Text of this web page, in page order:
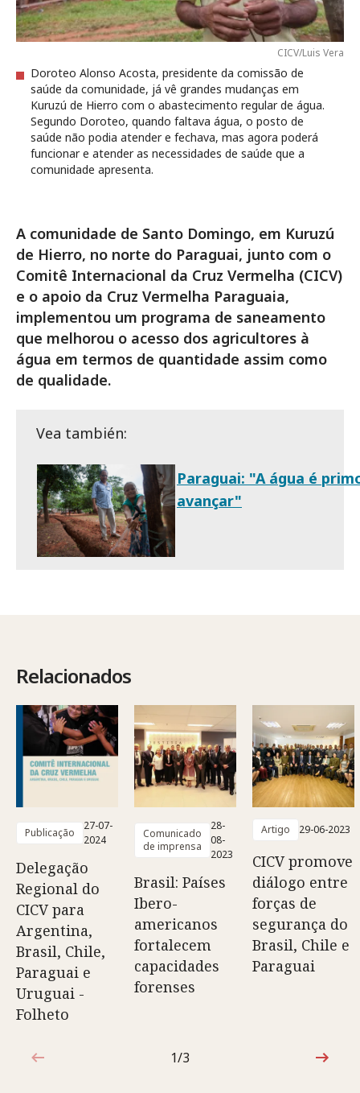
CICV/Luis Vera
Doroteo Alonso Acosta, presidente da comissão de
saúde da comunidade, já vê grandes mudanças em
Kuruzú de Hierro com o abastecimento regular de água.
Segundo Doroteo, quando faltava água, o posto de
saúde não podia atender e fechava, mas agora poderá
funcionar e atender as necessidades de saúde que a
comunidade apresenta.
A comunidade de Santo Domingo, em Kuruzú
de Hierro, no norte do Paraguai, junto com o
Comitê Internacional da Cruz Vermelha (CICV)
e o apoio da Cruz Vermelha Paraguaia,
implementou um programa de saneamento
que melhorou o acesso dos agricultores à
água em termos de quantidade assim como
de qualidade.
Vea también:
Paraguai: "A água é
avançar"
Relacionados
Publicação
27-07-
2024
Delegação
Regional do
CICV para
Argentina,
Brasil, Chile,
Paraguai e
Uruguai -
Folheto
Comunicado
de imprensa
28-
08-
2023
Brasil: Países
Ibero-
americanos
fortalecem
capacidades
forenses
Artigo 29-06-2023
CICV promove
diálogo entre
forças de
segurança do
Brasil, Chile e
Paraguai
1 de 3
1/3